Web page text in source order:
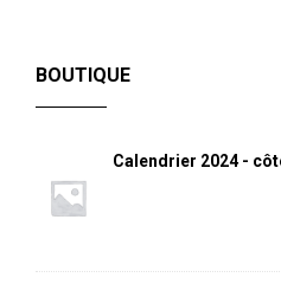
BOUTIQUE
Calendrier 2024 -